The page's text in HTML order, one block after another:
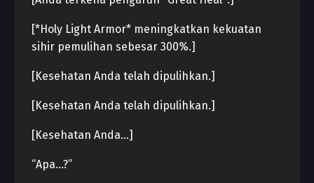
[*Holy Light Armor* meningkatkan kekuatan
sihir pemulihan sebesar 300%.]
[Kesehatan Anda telah dipulihkan.]
[Kesehatan Anda telah dipulihkan.]
[Kesehatan Anda…]
“Apa…?”